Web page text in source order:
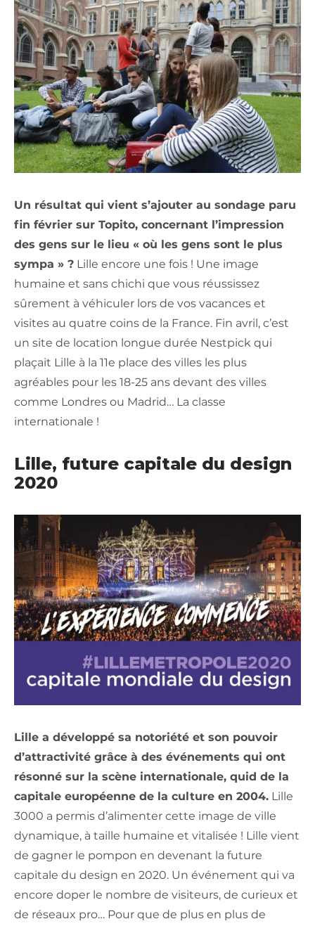
Un résultat qui vient s’ajouter au sondage paru
fin février sur Topito, concernant l’impression
des gens sur le lieu « où les gens sont le plus
sympa » ? Lille encore une fois ! Une image
humaine et sans chichi que vous réussissez
sûrement à véhiculer lors de vos vacances et
visites au quatre coins de la France. Fin avril, c’est
un site de location longue durée Nestpick qui
plaçait Lille à la 11e place des villes les plus
agréables pour les 18-25 ans devant des villes
comme Londres ou Madrid… La classe
internationale !
Lille, future capitale du design
2020
Lille a développé sa notoriété et son pouvoir
d’attractivité grâce à des événements qui ont
résonné sur la scène internationale, quid de la
capitale européenne de la culture en 2004. Lille
3000 a permis d’alimenter cette image de ville
dynamique, à taille humaine et vitalisée ! Lille vient
de gagner le pompon en devenant la future
capitale du design en 2020. Un événement qui va
encore doper le nombre de visiteurs, de curieux et
de réseaux pro… Pour que de plus en plus de